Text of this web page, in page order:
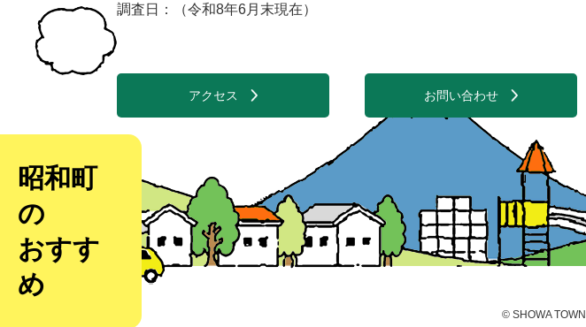
調査日：（令和8年6月末現在）
アクセス お問い合わせ
© SHOWA TOWN
昭和町
の
おすす
め